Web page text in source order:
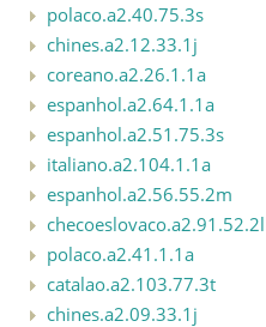
polaco.a2.40.75.3s
chines.a2.12.33.1j
coreano.a2.26.1.1a
espanhol.a2.64.1.1a
espanhol.a2.51.75.3s
italiano.a2.104.1.1a
espanhol.a2.56.55.2m
checoeslovaco.a2.91.52.2l
polaco.a2.41.1.1a
catalao.a2.103.77.3t
chines.a2.09.33.1j